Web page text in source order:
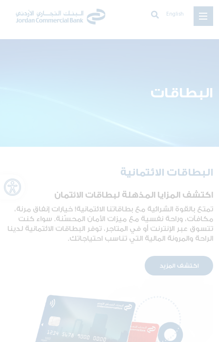
English
البطاقات
البطاقات الائتمانية
اكتشف المزايا المذهلة لبطاقات الائتمان
تمتع بالقوة الشرائية مع بطاقاتنا الائتمانية! خيارات إنفاق مرنة،
مكافآت، وراحة نفسية مع ميزات الأمان المحسّنة. سواء كنت
تتسوق عبر الإنترنت أو في المتاجر، توفر البطاقات الائتمانية لدينا
الراحة والمرونة المالية التي تناسب احتياجاتك.
اكتشف المزيد